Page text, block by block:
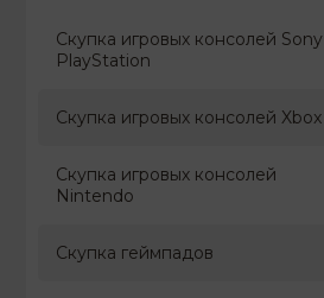
Скупка игровых консолей Sony
PlayStation
Скупка игровых консолей Xbox
Скупка игровых консолей
Nintendo
Скупка геймпадов